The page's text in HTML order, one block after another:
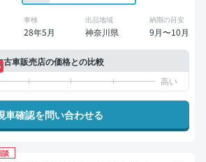
車検
28年5月
出品地域
神奈川県
納期の目安
9月〜10月
古車販売店の価格との比較
車確認を問い合わせる
談